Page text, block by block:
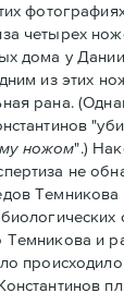
четырех
дома у
из этих
рана.
ножом".)
не
Темникова и